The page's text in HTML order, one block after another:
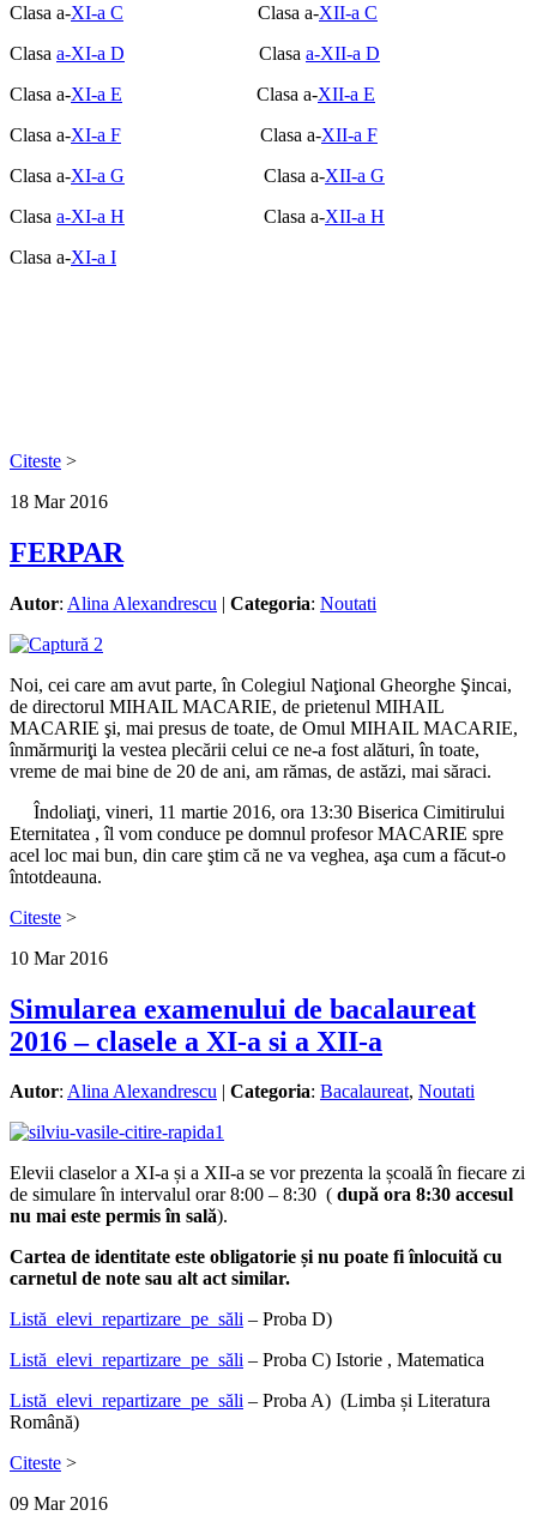
Clasa a-XI-a C Clasa a-XII-a C
Clasa a-XI-a D Clasa a-XII-a D
Clasa a-XI-a E Clasa a-XII-a E
Clasa a-XI-a F Clasa a-XII-a F
Clasa a-XI-a G Clasa a-XII-a G
Clasa a-XI-a H Clasa a-XII-a H
Clasa a-XI-a I
Citeste >
18 Mar 2016
FERPAR
Autor: Alina Alexandrescu | Categoria: Noutati
Noi, cei care am avut parte, în Colegiul Naţional Gheorghe Şincai,
de directorul MIHAIL MACARIE, de prietenul MIHAIL
MACARIE şi, mai presus de toate, de Omul MIHAIL MACARIE,
înmărmuriţi la vestea plecării celui ce ne-a fost alături, în toate,
vreme de mai bine de 20 de ani, am rămas, de astăzi, mai săraci.
Îndoliaţi, vineri, 11 martie 2016, ora 13:30 Biserica Cimitirului
Eternitatea , îl vom conduce pe domnul profesor MACARIE spre
acel loc mai bun, din care ştim că ne va veghea, aşa cum a făcut-o
întotdeauna.
Citeste >
10 Mar 2016
Simularea examenului de bacalaureat
2016 – clasele a XI-a si a XII-a
Autor: Alina Alexandrescu | Categoria: Bacalaureat, Noutati
Elevii claselor a XI-a și a XII-a se vor prezenta la școală în fiecare zi
de simulare în intervalul orar 8:00 – 8:30 ( după ora 8:30 accesul
nu mai este permis în sală).
Cartea de identitate este obligatorie și nu poate fi înlocuită cu
carnetul de note sau alt act similar.
Listă_elevi_repartizare_pe_săli – Proba D)
Listă_elevi_repartizare_pe_săli – Proba C) Istorie , Matematica
Listă_elevi_repartizare_pe_săli – Proba A) (Limba și Literatura
Română)
Citeste >
09 Mar 2016